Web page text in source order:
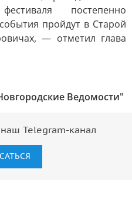
постепенно
пройдут в Старой
— отметил глава
Ведомости"
Telegram-канал